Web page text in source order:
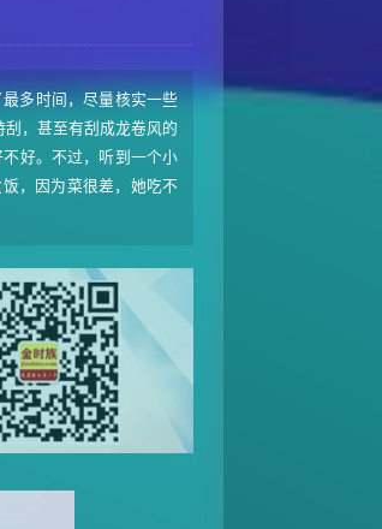
多时间，尽量核实一些
，甚至有刮成龙卷风的
好。不过，听到一个小
，因为菜很差，她吃不